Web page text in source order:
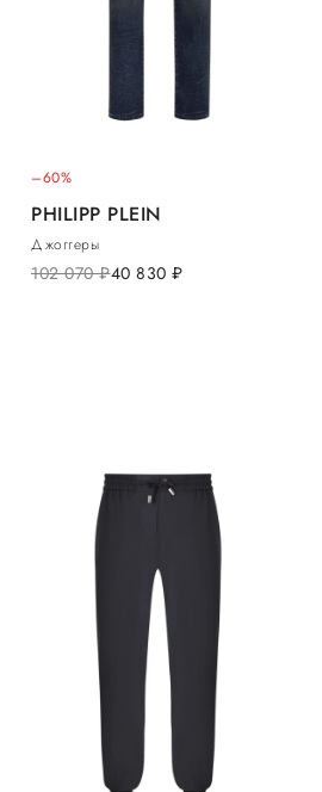
–60%
PHILIPP PLEIN
Джоггеры
102 070руб.40 830 руб.